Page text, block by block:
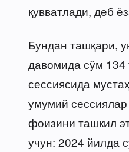
қувватлади, деб
Бундан ташқари,
давомида сўм 134
сессиясида
умумий
фоизини ташкил
учун: 2024 йилда